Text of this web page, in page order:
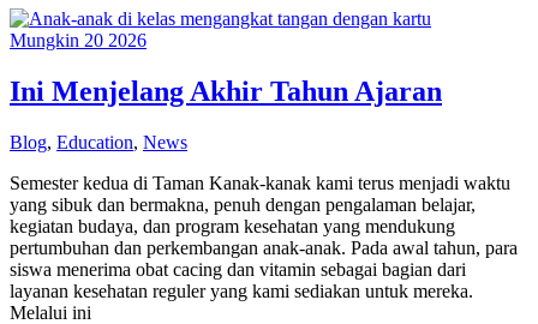
UNTUK
MENGENANG
–
Perjalanan
yang
Terlalu
Cepat
Mungkin 20 2026
Ini Menjelang Akhir Tahun Ajaran
Blog, Education, News
Semester kedua di Taman Kanak-kanak kami terus menjadi waktu
yang sibuk dan bermakna, penuh dengan pengalaman belajar,
kegiatan budaya, dan program kesehatan yang mendukung
pertumbuhan dan perkembangan anak-anak. Pada awal tahun, para
siswa menerima obat cacing dan vitamin sebagai bagian dari
layanan kesehatan reguler yang kami sediakan untuk mereka.
Melalui ini